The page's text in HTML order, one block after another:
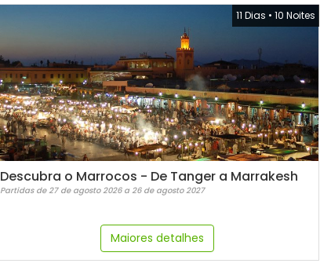
11 Dias • 10 Noites
Descubra o Marrocos - De Tanger a Marrakesh
Partidas de 27 de agosto 2026 a 26 de agosto 2027
Maiores detalhes